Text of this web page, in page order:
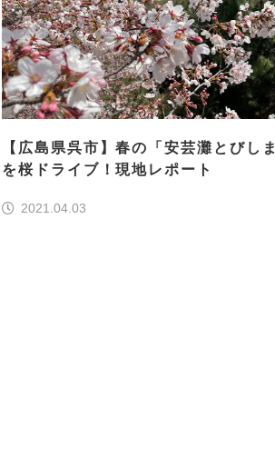
【広島県呉市】春の「安芸灘とびし
を桜ドライブ！現地レポート
2021.04.03